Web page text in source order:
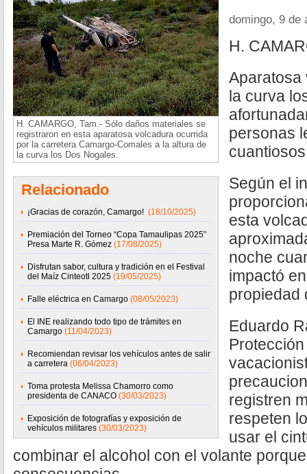
H. CAMARGO, Tam.- Sólo daños materiales se
registraron en esta aparatosa volcadura ocurrida
por la carretera Camargo-Comales a la altura de
la curva los Dos Nogales.
Relacionado
¡Gracias de corazón, Camargo! (18/10/2025)
Premiación del Torneo “Copa Tamaulipas 2025”
Presa Marte R. Gómez (17/08/2025)
Disfrutan sabor, cultura y tradición en el Festival
del Maíz Cinteotl 2025 (19/05/2025)
Falle eléctrica en Camargo (08/05/2023)
El INE realizando todo tipo de trámites en
Camargo (11/04/2023)
Recomiendan revisar los vehículos antes de salir
a carretera (06/04/2023)
Toma protesta Melissa Chamorro como
presidenta de CANACO (30/03/2023)
Exposición de fotografías y exposición de
vehículos militares (30/03/2023)
domingo, 9 de
H.
Aparatosa
la curva
personas
Según el
esta
noche
impactó
propiedad
Eduardo
registren
respeten
usar el
combinar el alcohol con el volante